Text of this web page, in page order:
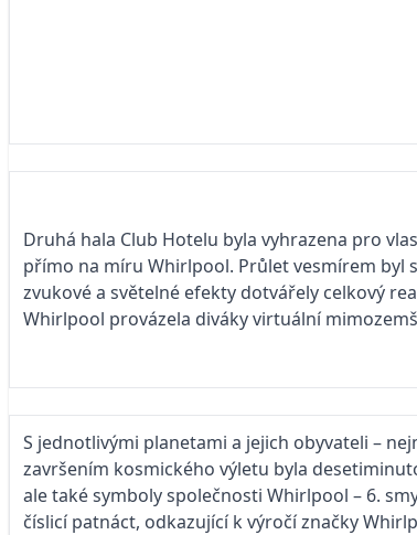
Druhá hala Club Hotelu byla vyhrazena pro
přímo na míru Whirlpool. Průlet vesmírem byl
zvukové a světelné efekty dotvářely celkový
Whirlpool provázela diváky virtuální
S jednotlivými planetami a jejich obyvateli –
završením kosmického výletu byla
ale také symboly společnosti Whirlpool – 6.
číslicí patnáct, odkazující k výročí značky